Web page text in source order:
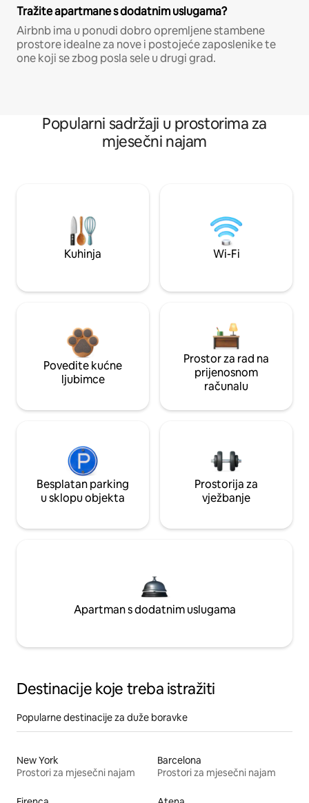
Tražite apartmane s dodatnim uslugama?
Airbnb ima u ponudi dobro opremljene stambene
prostore idealne za nove i postojeće zaposlenike te
one koji se zbog posla sele u drugi grad.
Popularni sadržaji u prostorima za
mjesečni najam
Kuhinja Wi-Fi
Povedite kućne
ljubimce
Prostor za rad na
prijenosnom
računalu
Besplatan parking
u sklopu objekta
Prostorija za
vježbanje
Apartman s dodatnim uslugama
Destinacije koje treba istražiti
Popularne destinacije za duže boravke
New York
Prostori za mjesečni najam
Barcelona
Prostori za mjesečni najam